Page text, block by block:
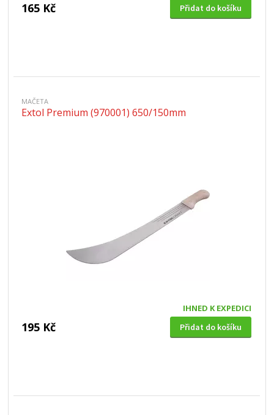
165 Kč Přidat do košíku
MAČETA
Extol Premium (970001) 650/150mm
IHNED K EXPEDICI
195 Kč Přidat do košíku